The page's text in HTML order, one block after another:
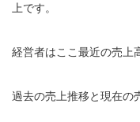
上です。
経営者はここ最近の売上
過去の売上推移と現在の